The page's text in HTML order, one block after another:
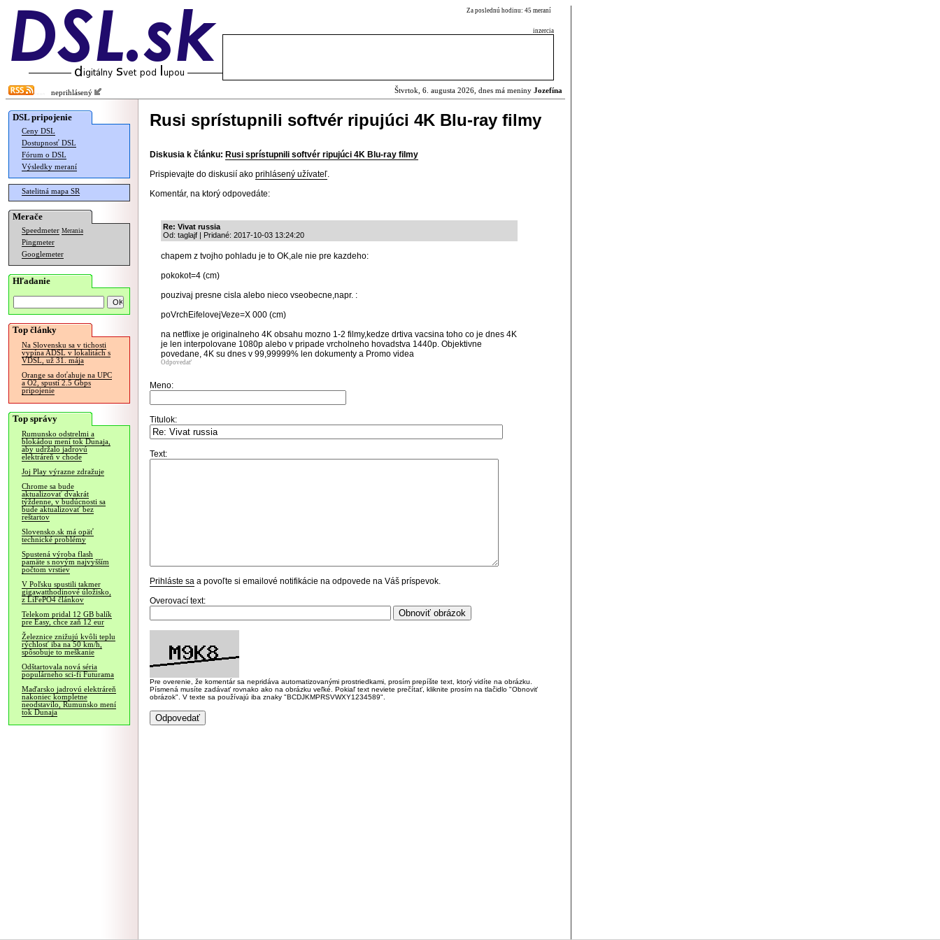
Za poslednú hodinu: 45 meraní
inzercia
neprihlásený Štvrtok, 6. augusta 2026, dnes má meniny Jozefína
DSL pripojenie
Ceny DSL
Dostupnosť DSL
Fórum o DSL
Výsledky meraní
Satelitná mapa SR
Merače
Speedmeter Merania
Pingmeter
Googlemeter
Hľadanie
Top články
Na Slovensku sa v tichosti
vypína ADSL v lokalitách s
VDSL, už 31. mája
Orange sa doťahuje na UPC
a O2, spustí 2.5 Gbps
pripojenie
Top správy
Rumunsko odstrelmi a
blokádou mení tok Dunaja,
aby udržalo jadrovú
elektráreň v chode
Joj Play výrazne zdražuje
Chrome sa bude
aktualizovať dvakrát
týždenne, v budúcnosti sa
bude aktualizovať bez
reštartov
Slovensko.sk má opäť
technické problémy
Spustená výroba flash
pamäte s novým najvyšším
počtom vrstiev
V Poľsku spustili takmer
gigawatthodinové úložisko,
z LiFePO4 článkov
Telekom pridal 12 GB balík
pre Easy, chce zaň 12 eur
Železnice znižujú kvôli teplu
rýchlosť iba na 50 km/h,
spôsobuje to meškanie
Odštartovala nová séria
populárneho sci-fi Futurama
Maďarsko jadrovú elektráreň
nakoniec kompletne
neodstavilo, Rumunsko mení
tok Dunaja
Rusi sprístupnili softvér ripujúci 4K Blu-ray filmy
Diskusia k článku: Rusi sprístupnili softvér ripujúci 4K Blu-ray filmy
Prispievajte do diskusií ako prihlásený užívateľ.
Komentár, na ktorý odpovedáte:
Re: Vivat russia
Od: taglajf | Pridané: 2017-10-03 13:24:20
chapem z tvojho pohladu je to OK,ale nie pre kazdeho:
pokokot=4 (cm)
pouzivaj presne cisla alebo nieco vseobecne,napr. :
poVrchEifelovejVeze=X 000 (cm)
na netflixe je originalneho 4K obsahu mozno 1-2 filmy,kedze drtiva vacsina toho co je dnes 4K
je len interpolovane 1080p alebo v pripade vrcholneho hovadstva 1440p. Objektivne
povedane, 4K su dnes v 99,99999% len dokumenty a Promo videa
Odpovedať
Meno:
Titulok:
Text:
Prihláste sa a povoľte si emailové notifikácie na odpovede na Váš príspevok.
Overovací text:
Pre overenie, že komentár sa nepridáva automatizovanými prostriedkami, prosím prepíšte text, ktorý vidíte na obrázku.
Písmená musíte zadávať rovnako ako na obrázku veľké. Pokiaľ text neviete prečítať, kliknite prosím na tlačidlo "Obnoviť
obrázok". V texte sa používajú iba znaky "BCDJKMPRSVWXY1234589".